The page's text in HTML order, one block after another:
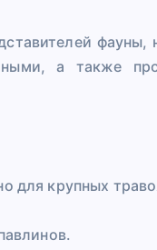
а также
для крупных